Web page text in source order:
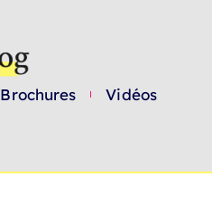
Brochures Vidéos